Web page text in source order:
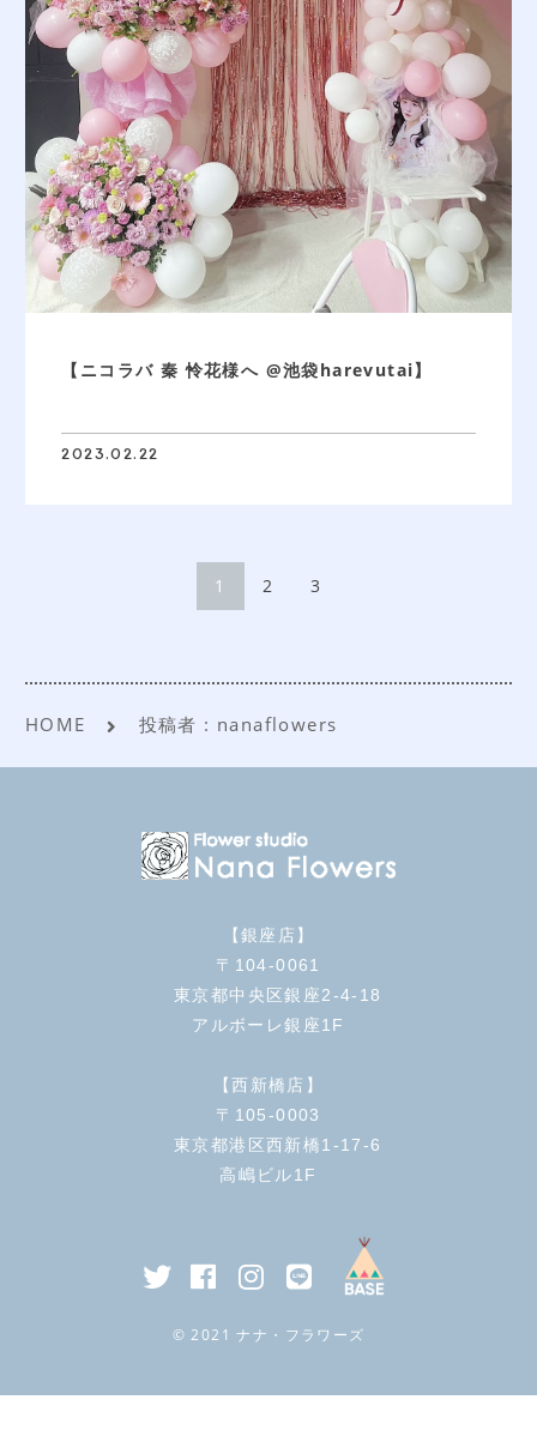
【ニコラバ 秦 怜花様へ @池袋harevutai】
2023.02.22
1 2 3
HOME 投稿者 : nanaflowers
【銀座店】
〒104-0061
東京都中央区銀座2-4-18
アルボーレ銀座1F
【西新橋店】
〒105-0003
東京都港区西新橋1-17-6
高嶋ビル1F
© 2021 ナナ・フラワーズ